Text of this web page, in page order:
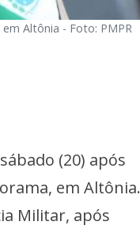
Altônia - Foto: PMPR
(20) após
em Altônia.
Militar, após